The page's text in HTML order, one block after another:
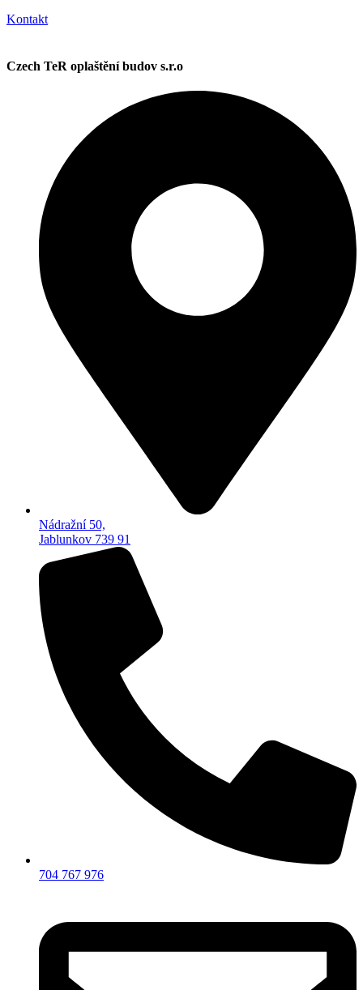
Kontakt
Czech TeR oplaštění budov s.r.o
Nádražní 50,
Jablunkov 739 91
704 767 976